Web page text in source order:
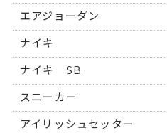
エアジョーダン
ナイキ
ナイキ SB
スニーカー
アイリッシュセッター